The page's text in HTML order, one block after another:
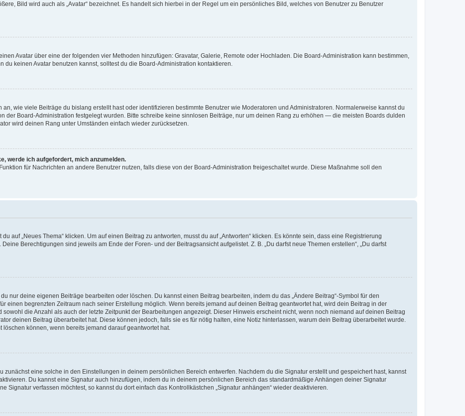
Bild wird auch als „Avatar“ bezeichnet. Es handelt sich hierbei in der Regel um ein persönliches Bild, welches von Benutzer zu Benutzer
Avatar über eine der folgenden vier Methoden hinzufügen: Gravatar, Galerie, Remote oder Hochladen. Die Board-Administration kann bestimmen,
du keinen Avatar benutzen kannst, solltest du die Board-Administration kontaktieren.
wie viele Beiträge du bislang erstellt hast oder identifizieren bestimmte Benutzer wie Moderatoren und Administratoren. Normalerweise kannst du
der Board-Administration festgelegt wurden. Bitte schreibe keine sinnlosen Beiträge, nur um deinen Rang zu erhöhen — die meisten Boards dulden
wird deinen Rang unter Umständen einfach wieder zurücksetzen.
werde ich aufgefordert, mich anzumelden.
für Nachrichten an andere Benutzer nutzen, falls diese von der Board-Administration freigeschaltet wurde. Diese Maßnahme soll den
auf „Neues Thema“ klicken. Um auf einen Beitrag zu antworten, musst du auf „Antworten“ klicken. Es könnte sein, dass eine Registrierung
Berechtigungen sind jeweils am Ende der Foren- und der Beitragsansicht aufgelistet. Z. B. „Du darfst neue Themen erstellen“, „Du darfst
nur deine eigenen Beiträge bearbeiten oder löschen. Du kannst einen Beitrag bearbeiten, indem du das „Ändere Beitrag“-Symbol für den
einen begrenzten Zeitraum nach seiner Erstellung möglich. Wenn bereits jemand auf deinen Beitrag geantwortet hat, wird dein Beitrag in der
die Anzahl als auch der letzte Zeitpunkt der Bearbeitungen angezeigt. Dieser Hinweis erscheint nicht, wenn noch niemand auf deinen Beitrag
deinen Beitrag überarbeitet hat. Diese können jedoch, falls sie es für nötig halten, eine Notiz hinterlassen, warum dein Beitrag überarbeitet wurde.
können, wenn bereits jemand darauf geantwortet hat.
zunächst eine solche in den Einstellungen in deinem persönlichen Bereich entwerfen. Nachdem du die Signatur erstellt und gespeichert hast, kannst
Du kannst eine Signatur auch hinzufügen, indem du in deinem persönlichen Bereich das standardmäßige Anhängen deiner Signatur
Signatur verfassen möchtest, so kannst du dort einfach das Kontrollkästchen „Signatur anhängen“ wieder deaktivieren.